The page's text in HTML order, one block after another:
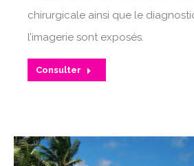
chirurgicale ainsi que le
l’imagerie sont exposés.
Consulter